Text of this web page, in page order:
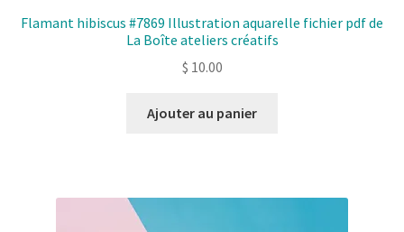
Flamant hibiscus #7869 Illustration aquarelle fichier pdf de
La Boîte ateliers créatifs
$ 10.00
Ajouter au panier